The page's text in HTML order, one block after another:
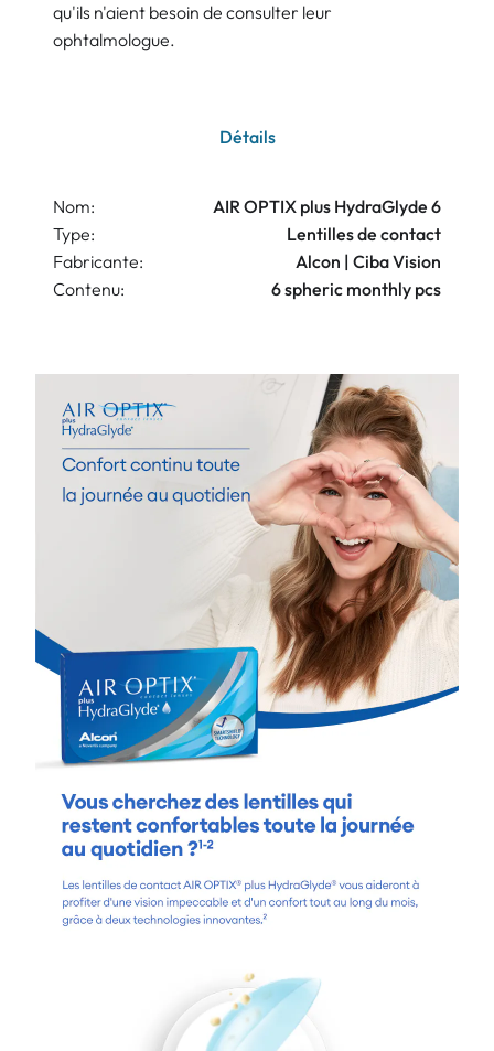
qu'ils n'aient besoin de consulter leur
ophtalmologue.
Détails
Nom:
AIR OPTIX plus HydraGlyde 6
Type:
Lentilles de contact
Fabricante:
Alcon | Ciba Vision
Contenu:
6 spheric monthly pcs